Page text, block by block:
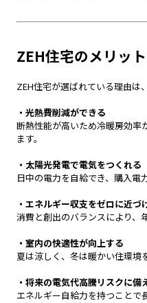
ZEH住宅のメリット
ZEH住宅が選ばれている理由は
・光熱費削減ができる
断熱性能が高いため冷暖房効率
ます。
・太陽光発電で電気をつくれる
日中の電力を自給でき、購入電
・エネルギー収支をゼロに近づ
消費と創出のバランスにより、
・室内の快適性が向上する
夏は涼しく、冬は暖かい住環境
・将来の電気代高騰リスクに備
エネルギー自給力を持つことで